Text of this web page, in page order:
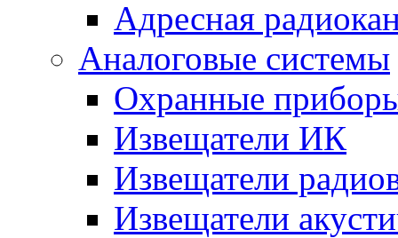
Адресная
Аналоговые системы
Охранные
Извещатели ИК
Извещатели
Извещатели